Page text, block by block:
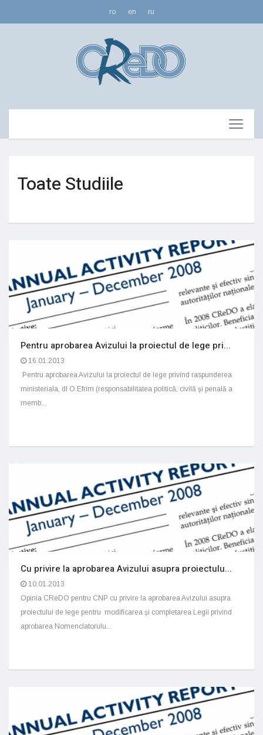
ro en ru
Toate Studiile
Pentru aprobarea Avizului la proiectul de lege pri...
16.01.2013
Pentru aprobarea Avizului la proiectul de lege privind raspunderea
ministeriala, dl O.Efrim (responsabilitatea politică, civilă şi penală a
memb...
Cu privire la aprobarea Avizului asupra proiectulu...
10.01.2013
Opinia CReDO pentru CNP cu privire la aprobarea Avizului asupra
proiectului de lege pentru modificarea şi completarea Legii privind
aprobarea Nomenclatorulu...